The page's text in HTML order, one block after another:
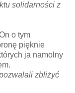
solidarności z
o tym
pięknie
ja namolny
zbliżyć